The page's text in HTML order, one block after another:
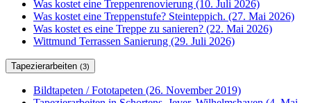
Was kostet eine Treppenrenovierung (10. Juli 2026)
Was kostet eine Treppenstufe? Steinteppich. (27. Mai 2026)
Was kostet es eine Treppe zu sanieren? (22. Mai 2026)
Wittmund Terrassen Sanierung (29. Juli 2026)
Tapezierarbeiten (3)
Bildtapeten / Fototapeten (26. November 2019)